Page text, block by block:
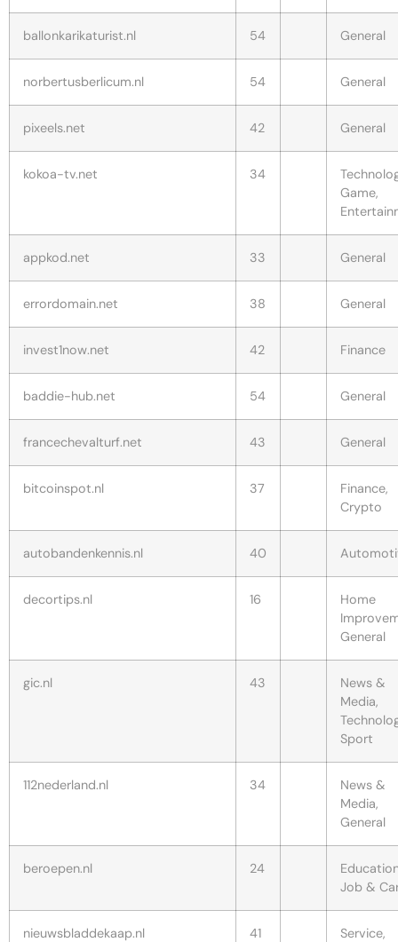
ballonkarikaturist.nl 54 General
norbertusberlicum.nl 54 General
pixeels.net 42 General
kokoa-tv.net 34
Game,
appkod.net 33 General
errordomain.net 38 General
invest1now.net 42 Finance
baddie-hub.net 54 General
francechevalturf.net 43 General
bitcoinspot.nl 37
Finance,
Crypto
autobandenkennis.nl 40
decortips.nl 16
Home
General
gic.nl 43
News &
Media,
Sport
112nederland.nl 34
News &
Media,
General
beroepen.nl 24
Job &
nieuwsbladdekaap.nl 41 Service,